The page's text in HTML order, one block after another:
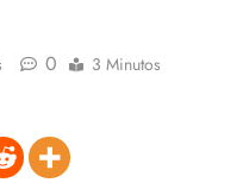
0 3 Minutos